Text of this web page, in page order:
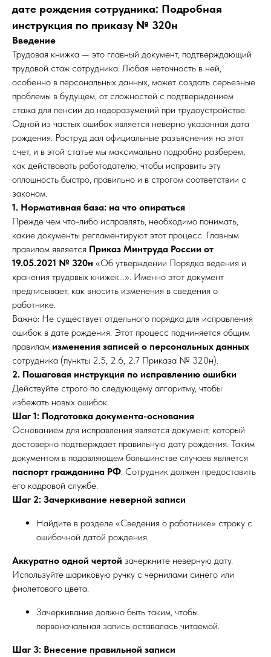
дате рождения сотрудника: Подробная
инструкция по приказу № 320н
Введение
Трудовая книжка — это главный документ, подтверждающий
трудовой стаж сотрудника. Любая неточность в ней,
особенно в персональных данных, может создать серьезные
проблемы в будущем, от сложностей с подтверждением
стажа для пенсии до недоразумений при трудоустройстве.
Одной из частых ошибок является неверно указанная дата
рождения. Роструд дал официальные разъяснения на этот
счет, и в этой статье мы максимально подробно разберем,
как действовать работодателю, чтобы исправить эту
оплошность быстро, правильно и в строгом соответствии с
законом.
1. Нормативная база: на что опираться
Прежде чем что-либо исправлять, необходимо понимать,
какие документы регламентируют этот процесс. Главным
правилом является Приказ Минтруда России от
19.05.2021 № 320н «Об утверждении Порядка ведения и
хранения трудовых книжек...». Именно этот документ
предписывает, как вносить изменения в сведения о
работнике.
Важно: Не существует отдельного порядка для исправления
ошибок в дате рождения. Этот процесс подчиняется общим
правилам изменения записей о персональных данных
сотрудника (пункты 2.5, 2.6, 2.7 Приказа № 320н).
2. Пошаговая инструкция по исправлению ошибки
Действуйте строго по следующему алгоритму, чтобы
избежать новых ошибок.
Шаг 1: Подготовка документа-основания
Основанием для исправления является документ, который
достоверно подтверждает правильную дату рождения. Таким
документом в подавляющем большинстве случаев является
паспорт гражданина РФ. Сотрудник должен предоставить
его кадровой службе.
Шаг 2: Зачеркивание неверной записи
Найдите в разделе «Сведения о работнике» строку с
ошибочной датой рождения.
Аккуратно одной чертой зачеркните неверную дату.
Используйте шариковую ручку с чернилами синего или
фиолетового цвета.
Зачеркивание должно быть таким, чтобы
первоначальная запись оставалась читаемой.
Шаг 3: Внесение правильной записи